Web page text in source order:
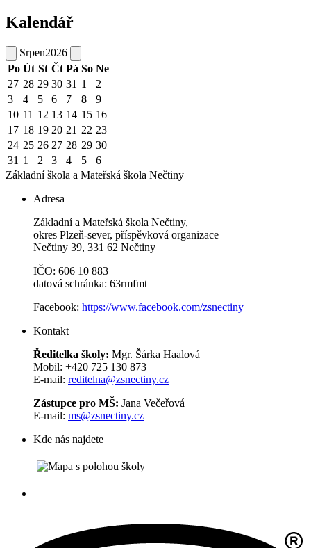
Kalendář
Srpen2026
Po Út St Čt Pá So Ne
27 28 29 30 31 1
2
3
4 5 6 7 8
9
10 11 12 13 14 15 16
17 18 19 20 21 22 23
24 25 26 27 28 29 30
31 1 2 3 4 5
6
Základní škola a Mateřská škola Nečtiny
Adresa
Základní a Mateřská škola Nečtiny,
okres Plzeň-sever, příspěvková organizace
Nečtiny 39, 331 62 Nečtiny
IČO: 606 10 883
datová schránka: 63rmfmt
Facebook: https://www.facebook.com/zsnectiny
Kontakt
Ředitelka školy: Mgr. Šárka Haalová
Mobil: +420 725 130 873
E-mail: reditelna@zsnectiny.cz
Zástupce pro MŠ: Jana Večeřová
E-mail: ms@zsnectiny.cz
Kde nás najdete